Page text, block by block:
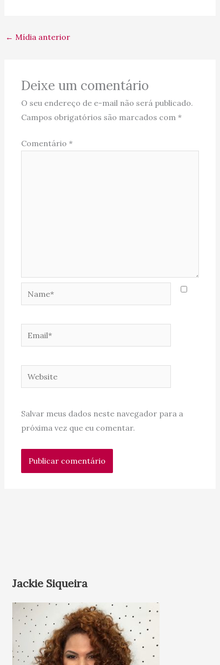
← Mídia anterior
Deixe um comentário
O seu endereço de e-mail não será publicado.
Campos obrigatórios são marcados com *
Comentário *
Name*
Email*
Website
Salvar meus dados neste navegador para a
próxima vez que eu comentar.
Jackie Siqueira